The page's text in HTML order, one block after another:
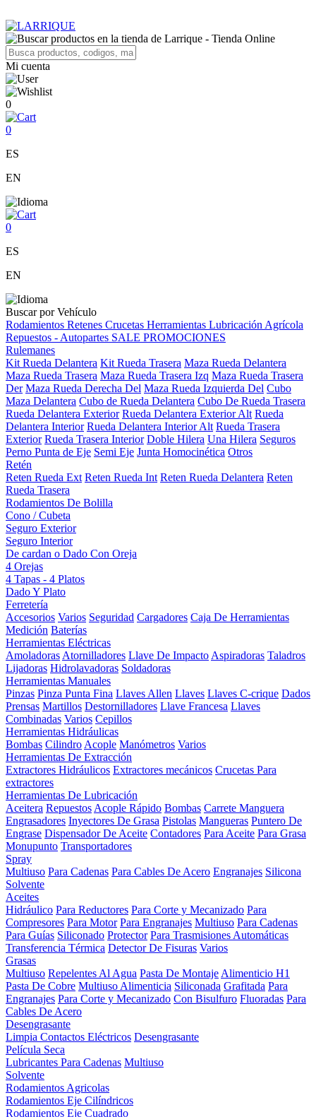
Mi cuenta
0
0
ES
EN
0
ES
EN
Buscar por Vehículo
Rodamientos Retenes Crucetas Herramientas Lubricación Agrícola
Repuestos - Autopartes SALE PROMOCIONES
Rulemanes
Kit Rueda Delantera Kit Rueda Trasera Maza Rueda Delantera
Maza Rueda Trasera Maza Rueda Trasera Izq Maza Rueda Trasera
Der Maza Rueda Derecha Del Maza Rueda Izquierda Del Cubo
Maza Delantera Cubo de Rueda Delantera Cubo De Rueda Trasera
Rueda Delantera Exterior Rueda Delantera Exterior Alt Rueda
Delantera Interior Rueda Delantera Interior Alt Rueda Trasera
Exterior Rueda Trasera Interior Doble Hilera Una Hilera Seguros
Perno Punta de Eje Semi Eje Junta Homocinética Otros
Retén
Reten Rueda Ext Reten Rueda Int Reten Rueda Delantera Reten
Rueda Trasera
Rodamientos De Bolilla
Cono / Cubeta
Seguro Exterior
Seguro Interior
De cardan o Dado Con Oreja
4 Orejas
4 Tapas - 4 Platos
Dado Y Plato
Ferretería
Accesorios Varios Seguridad Cargadores Caja De Herramientas
Medición Baterías
Herramientas Eléctricas
Amoladoras Atornilladores Llave De Impacto Aspiradoras Taladros
Lijadoras Hidrolavadoras Soldadoras
Herramientas Manuales
Pinzas Pinza Punta Fina Llaves Allen Llaves Llaves C-crique Dados
Prensas Martillos Destornilladores Llave Francesa Llaves
Combinadas Varios Cepillos
Herramientas Hidráulicas
Bombas Cilindro Acople Manómetros Varios
Herramientas De Extracción
Extractores Hidráulicos Extractores mecánicos Crucetas Para
extractores
Herramientas De Lubricación
Aceitera Repuestos Acople Rápido Bombas Carrete Manguera
Engrasadores Inyectores De Grasa Pistolas Mangueras Puntero De
Engrase Dispensador De Aceite Contadores Para Aceite Para Grasa
Monupunto Transportadores
Spray
Multiuso Para Cadenas Para Cables De Acero Engranajes Silicona
Solvente
Aceites
Hidráulico Para Reductores Para Corte y Mecanizado Para
Compresores Para Motor Para Engranajes Multiuso Para Cadenas
Para Guías Siliconado Protector Para Trasmisiones Automáticas
Transferencia Térmica Detector De Fisuras Varios
Grasas
Multiuso Repelentes Al Agua Pasta De Montaje Alimenticio H1
Pasta De Cobre Multiuso Alimenticia Siliconada Grafitada Para
Engranajes Para Corte y Mecanizado Con Bisulfuro Fluoradas Para
Cables De Acero
Desengrasante
Limpia Contactos Eléctricos Desengrasante
Película Seca
Lubricantes Para Cadenas Multiuso
Solvente
Rodamientos Agricolas
Rodamientos Eje Cilíndricos
Rodamientos Eje Cuadrado